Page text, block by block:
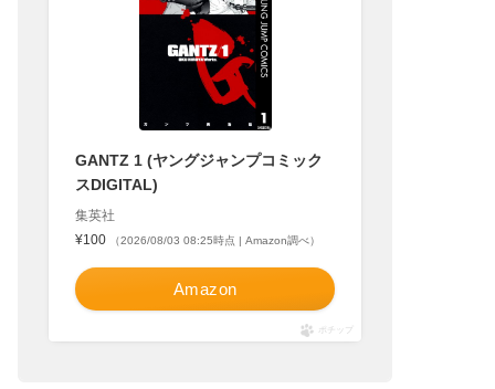
GANTZ 1 (ヤングジャンプコミック
スDIGITAL)
集英社
¥100
（2026/08/03 08:25時点 | Amazon調べ）
Amazon
ポチップ